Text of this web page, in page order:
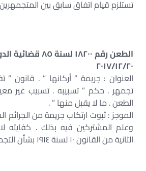
تستلزم قيام اتفاق سابق بين
الطعن رقم ١٨٢٠٠
٢٠١٧/١٢/٢٠
العنوان : جريمة ” أركانها ” . قانون ”
تجمهر . حكم ” تسبيبه . تسبيب غير
الطعن . ما لا يقبل منها ” .
الموجز : ثبوت ارتكاب جريمة من
وعلم المشتركين فيه بذلك . كفايته
الثانية من القانون ١٠ لسنة ١٩١٤ بشأن التجمهر .